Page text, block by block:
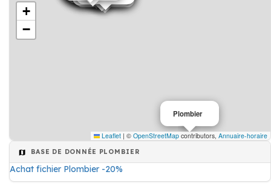
Plombier
+
−
Leaflet | © OpenStreetMap contributors, Annuaire-horaire
BASE DE DONNÉE PLOMBIER
Achat fichier Plombier -20%